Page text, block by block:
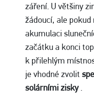
záření. U většiny
žádoucí, ale
akumulaci
začátku a konci
k přilehlým
je vhodné zvolit
solárními zisky.